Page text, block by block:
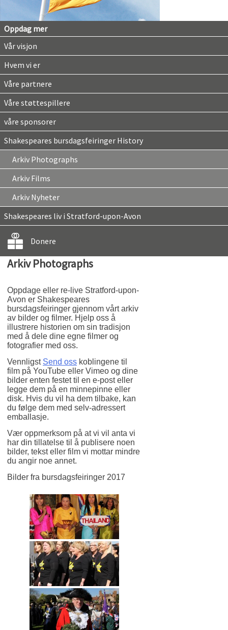
Oppdag mer
Vår visjon
Hvem vi er
Våre partnere
Våre støttespillere
våre sponsorer
Shakespeares bursdagsfeiringer History
Arkiv Photographs
Arkiv Films
Arkiv Nyheter
Shakespeares liv i Stratford-upon-Avon
Donere
Arkiv Photographs
Oppdage eller re-live Stratford-upon-
Avon er Shakespeares
bursdagsfeiringer gjennom vårt arkiv
av bilder og filmer. Hjelp oss å
illustrere historien om sin tradisjon
med å dele dine egne filmer og
fotografier med oss.
Vennligst Send oss koblingene til
film på YouTube eller Vimeo og dine
bilder enten festet til en e-post eller
legge dem på en minnepinne eller
disk. Hvis du vil ha dem tilbake, kan
du følge dem med selv-adressert
emballasje.
Vær oppmerksom på at vi vil anta vi
har din tillatelse til å publisere noen
bilder, tekst eller film vi mottar mindre
du angir noe annet.
Bilder fra bursdagsfeiringer 2017